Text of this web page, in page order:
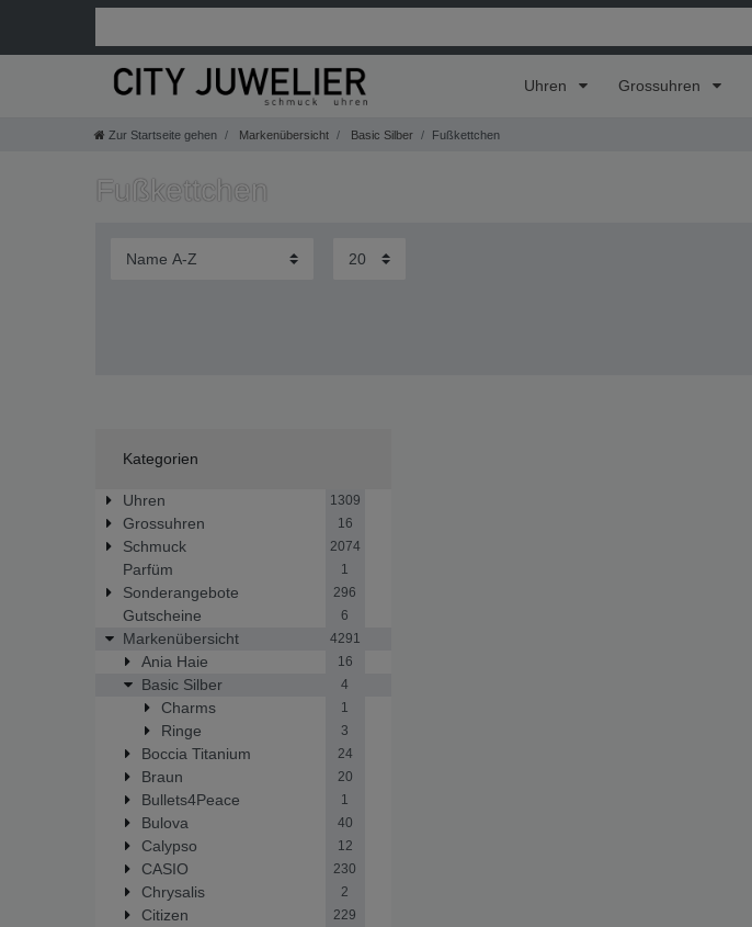
Uhren Grossuhren
Zur Startseite gehen Markenübersicht Basic Silber Fußkettchen
Fußkettchen
Kategorien
Uhren 1309
Grossuhren 16
Schmuck 2074
Parfüm 1
Sonderangebote 296
Gutscheine 6
Markenübersicht 4291
Ania Haie 16
Basic Silber 4
Charms 1
Ringe 3
Boccia Titanium 24
Braun 20
Bullets4Peace 1
Bulova 40
Calypso 12
CASIO 230
Chrysalis 2
Citizen 229